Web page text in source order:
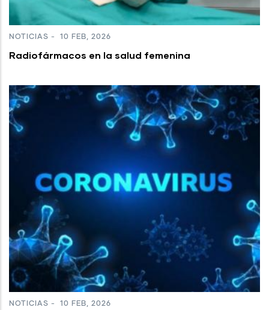
NOTICIAS - 10 FEB, 2026
Radiofármacos en la salud femenina
NOTICIAS - 10 FEB, 2026